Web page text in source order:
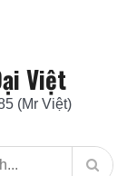
Việt
(Mr Việt)